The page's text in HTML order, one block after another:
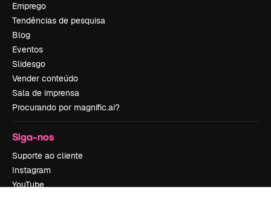
Emprego
Tendências de pesquisa
Blog
Eventos
Slidesgo
Vender conteúdo
Sala de imprensa
Procurando por magnific.ai?
Siga-nos
Suporte ao cliente
Instagram
YouTube